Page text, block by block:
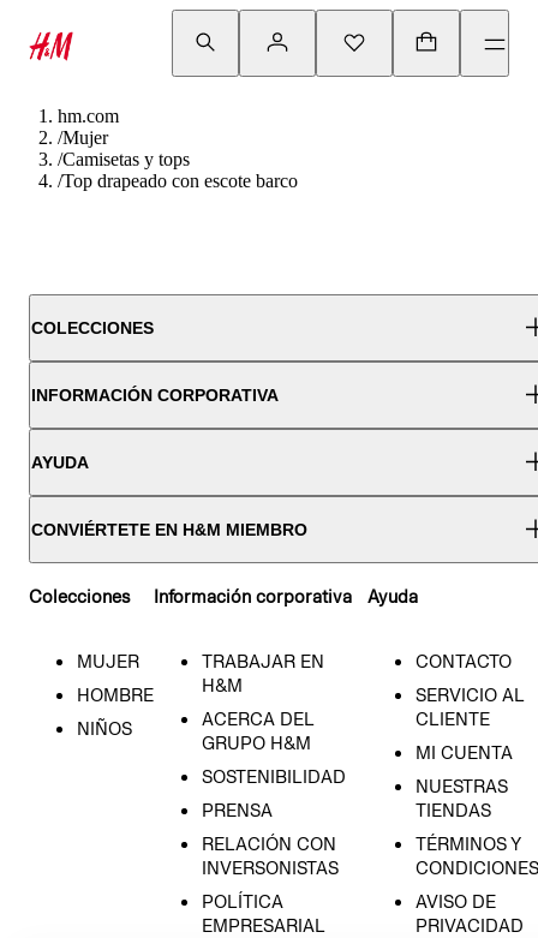
hm.com
/Mujer
/Camisetas y tops
/Top drapeado con escote barco
COLECCIONES
INFORMACIÓN CORPORATIVA
AYUDA
CONVIÉRTETE EN H&M MIEMBRO
Colecciones
MUJER
HOMBRE
NIÑOS
Información corporativa
TRABAJAR EN
H&M
ACERCA DEL
GRUPO H&M
SOSTENIBILIDAD
PRENSA
RELACIÓN CON
INVERSONISTAS
POLÍTICA
EMPRESARIAL
Ayuda
CONTACTO
SERVICIO AL
CLIENTE
MI CUENTA
NUESTRAS
TIENDAS
TÉRMINOS Y
CONDICIONES
AVISO DE
PRIVACIDAD